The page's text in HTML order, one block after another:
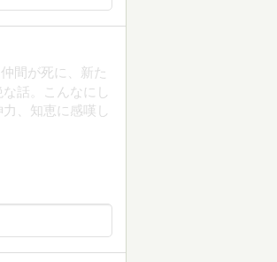
間が死に、新た
話。こんなにし
、知恵に感嘆し